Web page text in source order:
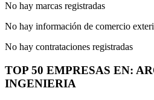
No hay marcas registradas
No hay información de comercio
No hay contrataciones registradas
TOP 50 EMPRESAS EN:
INGENIERIA